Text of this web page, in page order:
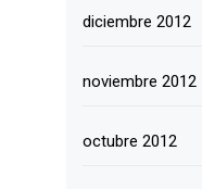
diciembre 2012
noviembre 2012
octubre 2012